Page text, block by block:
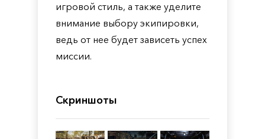
игровой стиль, а также уделите
внимание выбору экипировки,
ведь от нее будет зависеть успех
миссии.
Скриншоты